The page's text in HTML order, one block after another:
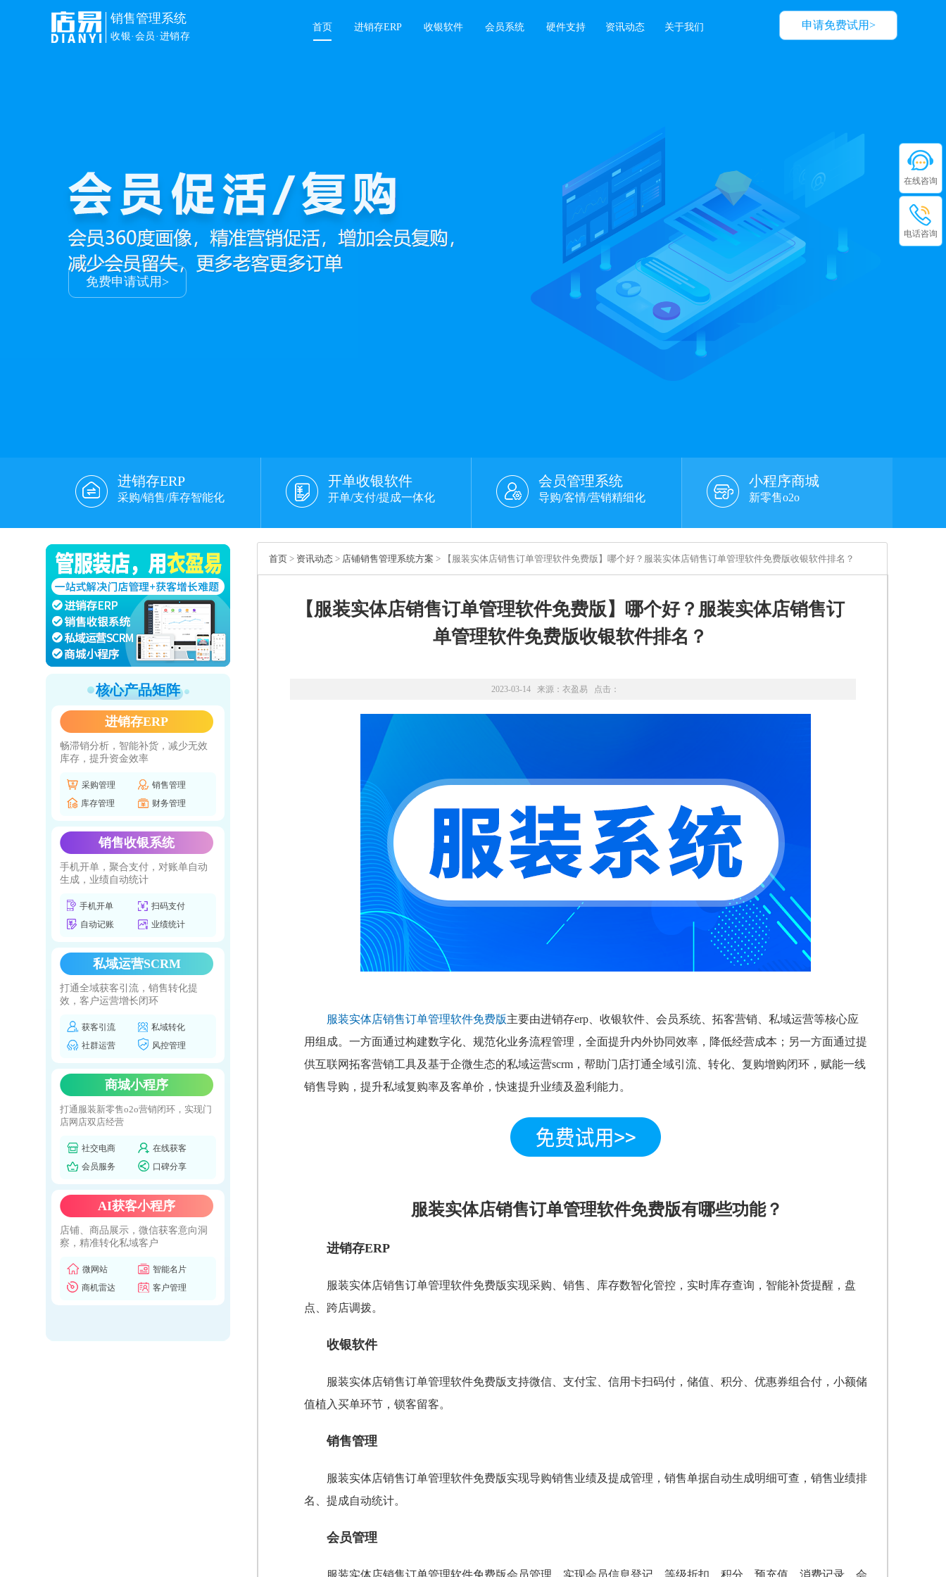
申请免费试用>
销售管理系统
收银·会员·进销存
首页 进销存ERP 收银软件 会员系统 硬件支持 资讯动态 关于我们
免费申请试用>
进销存ERP
采购/销售/库存智能化
开单收银软件
开单/支付/提成一体化
会员管理系统
导购/客情/营销精细化
小程序商城
新零售o2o
核心产品矩阵
进销存ERP
畅滞销分析，智能补货，减少无效
库存，提升资金效率
采购管理
销售管理
库存管理
财务管理
销售收银系统
手机开单，聚合支付，对账单自动
生成，业绩自动统计
手机开单
扫码支付
自动记账
业绩统计
私域运营SCRM
打通全域获客引流，销售转化提
效，客户运营增长闭环
获客引流
私域转化
社群运营
风控管理
商城小程序
打通服装新零售o2o营销闭环，实现门
店网店双店经营
社交电商
在线获客
会员服务
口碑分享
AI获客小程序
店铺、商品展示，微信获客意向洞
察，精准转化私域客户
微网站
智能名片
商机雷达
客户管理
首页 > 资讯动态 > 店铺销售管理系统方案 > 【服装实体店销售订单管理软件免费版】哪个好？服装实体店销售订单管理软件免费版收银软件排名？
【服装实体店销售订单管理软件免费版】哪个好？服装实体店销售订
单管理软件免费版收银软件排名？
2023-03-14 来源： 衣盈易 点击：
服装实体店销售订单管理软件免费版主要由进销存erp、收银软件、会员系统、拓客营销、私域运营等核心应
用组成。一方面通过构建数字化、规范化业务流程管理，全面提升内外协同效率，降低经营成本；另一方面通过提
供互联网拓客营销工具及基于企微生态的私域运营scrm，帮助门店打通全域引流、转化、复购增购闭环，赋能一线
销售导购，提升私域复购率及客单价，快速提升业绩及盈利能力。
服装实体店销售订单管理软件免费版有哪些功能？
进销存ERP
服装实体店销售订单管理软件免费版实现采购、销售、库存数智化管控，实时库存查询，智能补货提醒，盘
点、跨店调拨。
收银软件
服装实体店销售订单管理软件免费版支持微信、支付宝、信用卡扫码付，储值、积分、优惠券组合付，小额储
值植入买单环节，锁客留客。
销售管理
服装实体店销售订单管理软件免费版实现导购销售业绩及提成管理，销售单据自动生成明细可查，销售业绩排
名、提成自动统计。
会员管理
服装实体店销售订单管理软件免费版会员管理，实现会员信息登记、等级折扣、积分、预充值、消费记录，会
在线咨询
电话咨询